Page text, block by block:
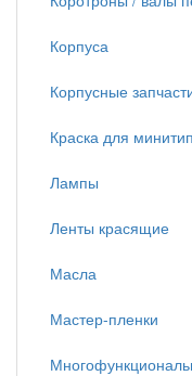
Корпуса
Корпусные
Краска для
Лампы
Ленты красящие
Масла
Мастер-пленки